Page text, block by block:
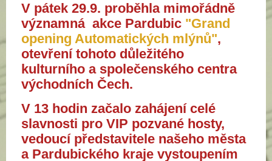
V pátek 29.9. proběhla mimořádně
významná akce Pardubic "Grand
opening Automatických mlýnů",
otevření tohoto důležitého
kulturního a společenského centra
východních Čech.
V 13 hodin začalo zahájení celé
slavnosti pro VIP pozvané hosty,
vedoucí představitele našeho města
a Pardubického kraje vystoupením